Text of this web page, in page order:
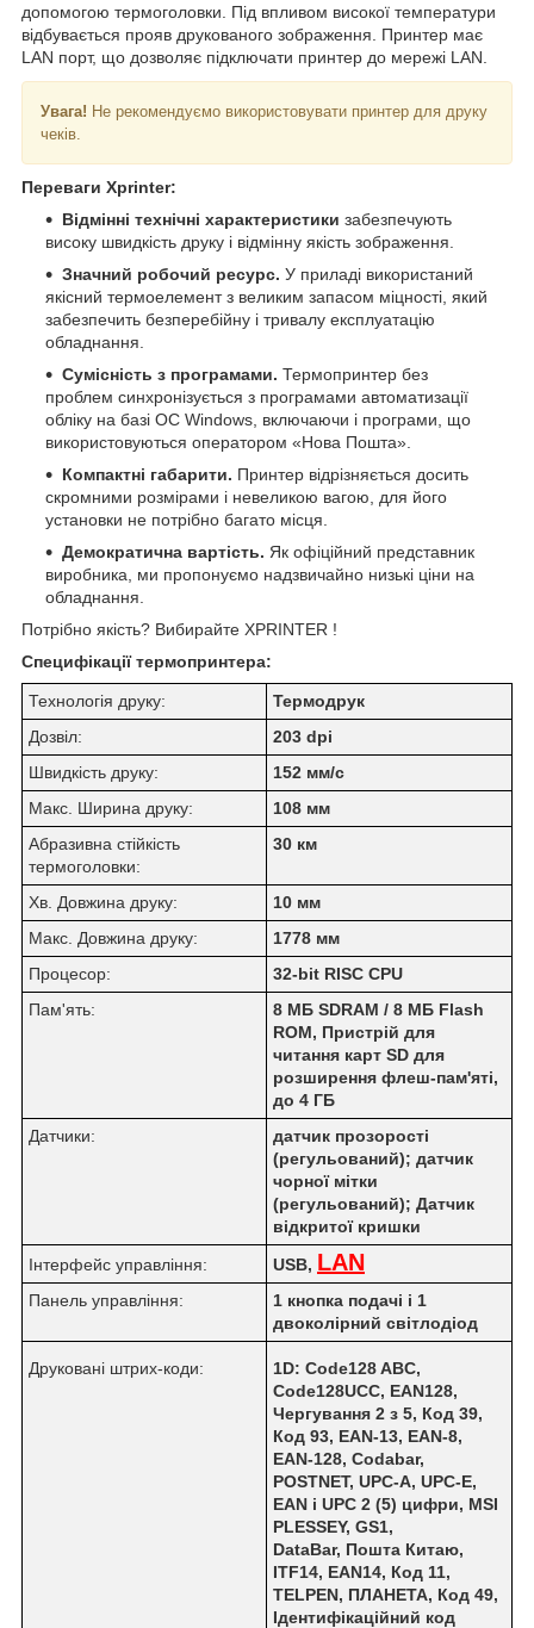
допомогою термоголовки. Під впливом високої температури
відбувається прояв друкованого зображення. Принтер має
LAN порт, що дозволяє підключати принтер до мережі LAN.
Увага! Не рекомендуємо використовувати принтер для друку
чеків.
Переваги Xprinter:
Відмінні технічні характеристики забезпечують
високу швидкість друку і відмінну якість зображення.
Значний робочий ресурс. У приладі використаний
якісний термоелемент з великим запасом міцності, який
забезпечить безперебійну і тривалу експлуатацію
обладнання.
Сумісність з програмами. Термопринтер без
проблем синхронізується з програмами автоматизації
обліку на базі ОС Windows, включаючи і програми, що
використовуються оператором «Нова Пошта».
Компактні габарити. Принтер відрізняється досить
скромними розмірами і невеликою вагою, для його
установки не потрібно багато місця.
Демократична вартість. Як офіційний представник
виробника, ми пропонуємо надзвичайно низькі ціни на
обладнання.
Потрібно якість? Вибирайте XPRINTER !
Специфікації термопринтера:
Технологія друку:
Термодрук
Дозвіл:
203 dpi
Швидкість друку:
152 мм/с
Макс. Ширина друку:
108 мм
Абразивна стійкість
термоголовки:
30 км
Хв. Довжина друку:
10 мм
Макс. Довжина друку:
1778 мм
Процесор:
32-bit RISC CPU
Пам'ять:
8 МБ SDRAM / 8 МБ Flash
ROM, Пристрій для
читання карт SD для
розширення флеш-пам'яті,
до 4 ГБ
Датчики:
датчик прозорості
(регульований); датчик
чорної мітки
(регульований); Датчик
відкритої кришки
Інтерфейс управління:
USB, LAN
Панель управління:
1 кнопка подачі і 1
двоколірний світлодіод
Друковані штрих-коди:
1D: Code128 ABC,
Code128UCC, EAN128,
Чергування 2 з 5, Код 39,
Код 93, EAN-13, EAN-8,
EAN-128, Codabar,
POSTNET, UPC-A, UPC-E,
EAN і UPC 2 (5) цифри, MSI
PLESSEY, GS1,
DataBar, Пошта Китаю,
ITF14, EAN14, Код 11,
TELPEN, ПЛАНЕТА, Код 49,
Ідентифікаційний код